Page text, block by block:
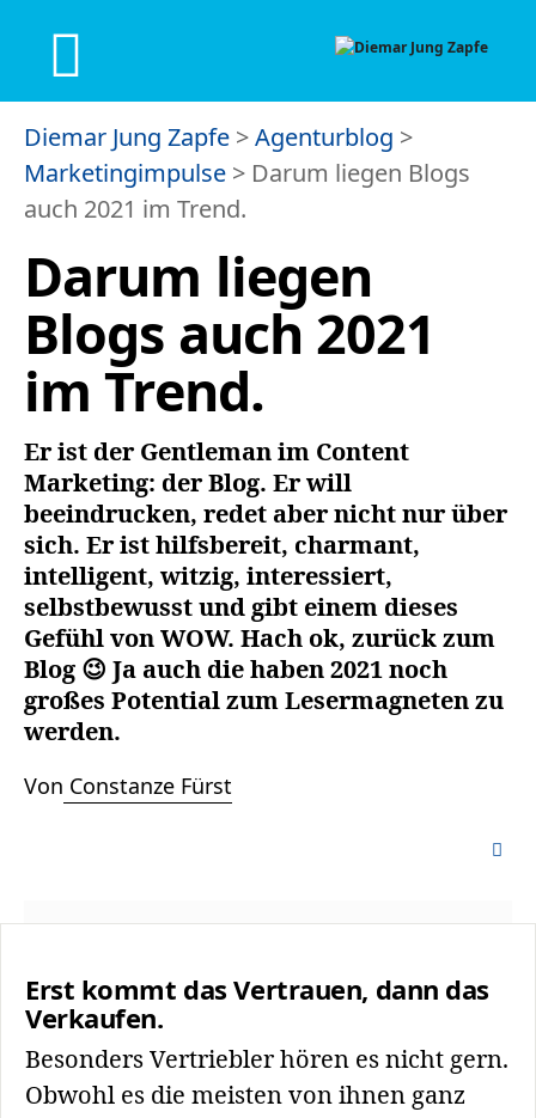
Diemar Jung Zapfe >Agenturblog >
Marketingimpulse > Darum liegen Blogs
auch 2021 im Trend.
Darum liegen
Blogs auch 2021
im Trend.
Er ist der Gentleman im Content
Marketing: der Blog. Er will
beeindrucken, redet aber nicht nur über
sich. Er ist hilfsbereit, charmant,
intelligent, witzig, interessiert,
selbstbewusst und gibt einem dieses
Gefühl von WOW. Hach ok, zurück zum
Blog 😉 Ja auch die haben 2021 noch
großes Potential zum Lesermagneten zu
werden.
Von Constanze Fürst
Erst kommt das Vertrauen, dann das
Verkaufen.
Besonders Vertriebler hören es nicht gern.
Obwohl es die meisten von ihnen ganz